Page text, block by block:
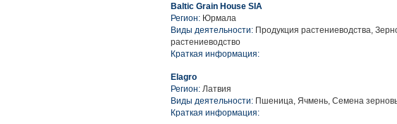
Baltic Grain House SIA
Регион: Юрмала
Виды деятельности: Продукция растениеводства,
растениеводство
Краткая информация:
Elagro
Регион: Латвия
Виды деятельности: Пшеница, Ячмень, Семена
Краткая информация: